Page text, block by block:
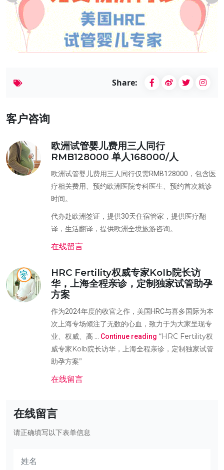
Share:
客户咨询
欧洲试管婴儿费用三人同行
RMB128000 单人168000/人
欧洲试管婴儿费用三人同行仅需RMB128000，包含医
疗相关费用、预约欧洲医院专科医生、预约首次就诊
时间。
代办赴欧洲签证，提供30天住宿管家，提供医疗翻
译，生活翻译，提供欧洲全境旅游咨询。
在线留言
HRC Fertility权威专家Kolb院长访
华，上海全程亲诊，定制独家试管助孕
方案
作为2024年度的收官之作，美国HRC与喜多国际为本
次上海专场倾注了无数的心血，致力于为大家呈现专
业、权威、高 … Continue reading “HRC Fertility权
威专家Kolb院长访华，上海全程亲诊，定制独家试管
助孕方案”
在线留言
在线留言
请正确填写以下表单信息